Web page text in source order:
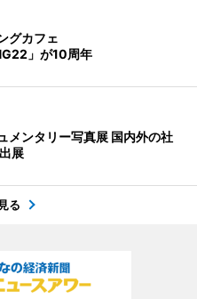
グカフェ
」が10周年
メンタリー写真展 国内外の社
展
る